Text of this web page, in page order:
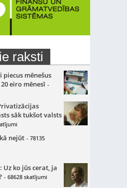
raksti
mēnešus
eiro mēnesī -
sāk tukšot valsts
nejūt - 78135
Uz ko jūs cerat, ja
- 68628 skatījumi